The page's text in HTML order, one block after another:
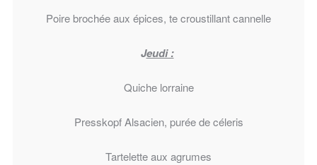
Poire brochée aux épices, te croustillant cannelle
Jeudi :
Quiche lorraine
Presskopf Alsacien, purée de céleris
Tartelette aux agrumes